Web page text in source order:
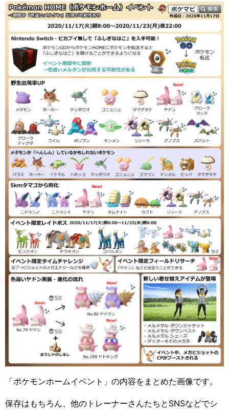
「ポケモンホームイベント」の内容をまとめた画像です。
保存はもちろん、他のトレーナーさんたちとSNSなどでシ